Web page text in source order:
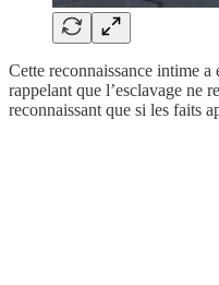
Cette reconnaissance intime
rappelant que l’esclavage ne
reconnaissant que si les faits